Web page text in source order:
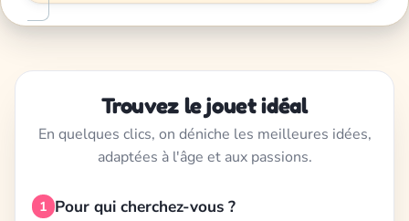
Trouvez le jouet idéal
En quelques clics, on déniche les meilleures idées,
adaptées à l'âge et aux passions.
1 Pour qui cherchez-vous ?